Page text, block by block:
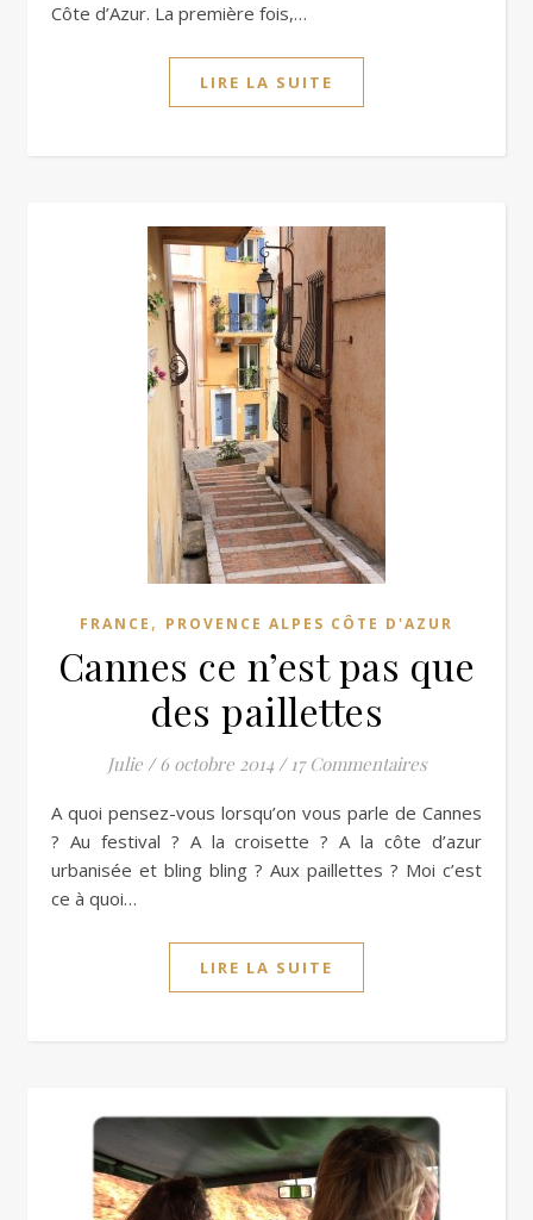
Côte d’Azur. La première fois,…
LIRE LA SUITE
FRANCE , PROVENCE ALPES CÔTE D'AZUR
Cannes ce n’est pas que
des paillettes
Julie / 6 octobre 2014 / 17 Commentaires
A quoi pensez-vous lorsqu’on vous parle de Cannes
? Au festival ? A la croisette ? A la côte d’azur
urbanisée et bling bling ? Aux paillettes ? Moi c’est
ce à quoi…
LIRE LA SUITE